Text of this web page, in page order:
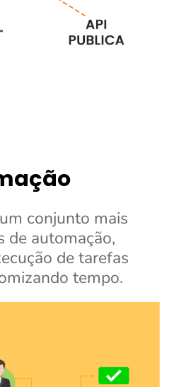
conjunto mais
de automação,
de tarefas
tempo.